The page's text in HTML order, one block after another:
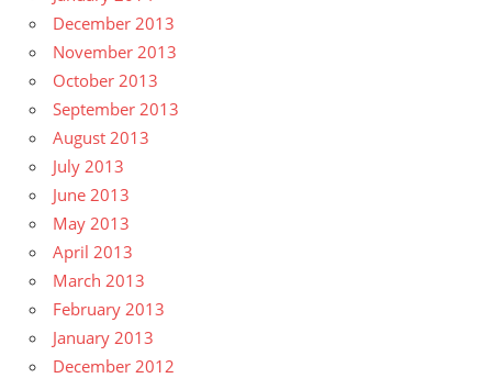
December 2013
November 2013
October 2013
September 2013
August 2013
July 2013
June 2013
May 2013
April 2013
March 2013
February 2013
January 2013
December 2012